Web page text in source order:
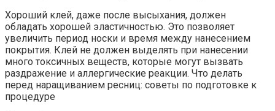
Хороший клей, даже после высыхания, должен
обладать хорошей эластичностью. Это позволяет
увеличить период носки и время между нанесением
покрытия. Клей не должен выделять при нанесении
много токсичных веществ, которые могут вызвать
раздражение и аллергические реакции. Что делать
перед наращиванием ресниц: советы по подготовке к
процедуре